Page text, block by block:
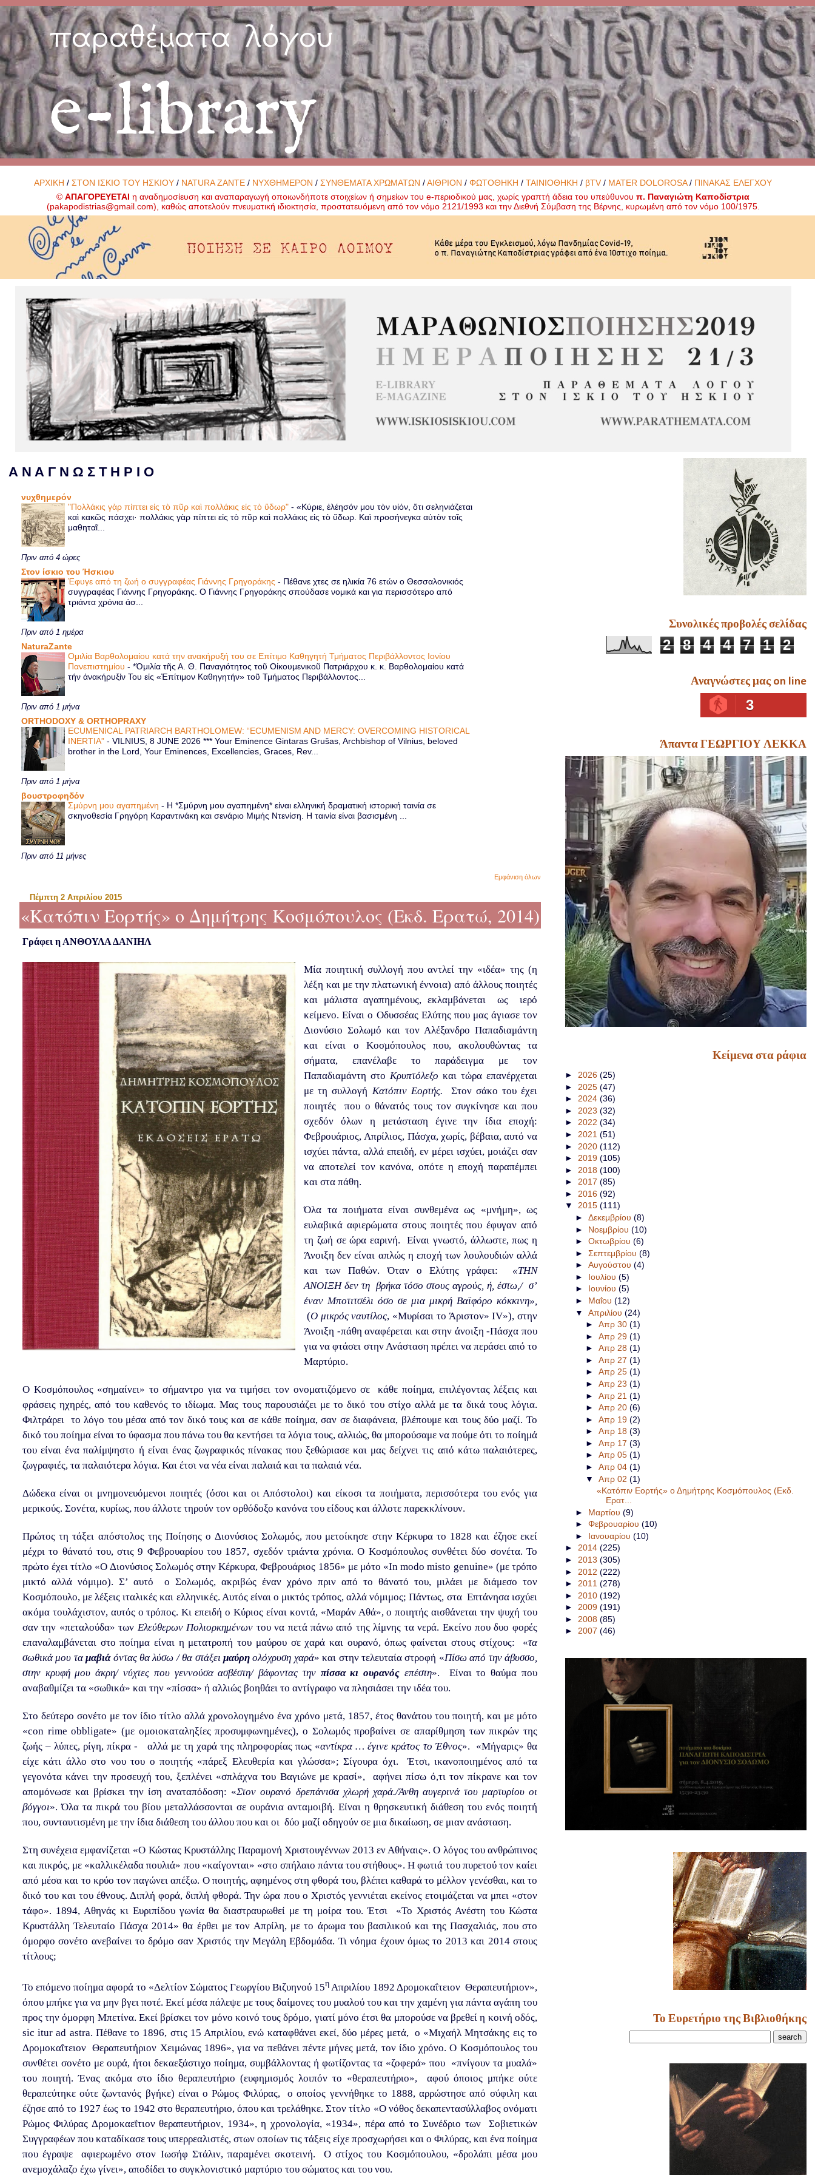
παραθέματα λόγου
e-library
ΑΡΧΙΚΗ /ΣΤΟΝ ΙΣΚΙΟ ΤΟΥ ΗΣΚΙΟΥ / NATURA ZANTE / ΝΥΧΘΗΜΕΡΟΝ /ΣΥΝΘΕΜΑΤΑ ΧΡΩΜΑΤΩΝ /ΑΙΘΡΙΟΝ /ΦΩΤΟΘΗΚΗ /ΤΑΙΝΙΟΘΗΚΗ / βTV / MATER DOLOROSA/ ΠΙΝΑΚΑΣ ΕΛΕΓΧΟΥ
©ΑΠΑΓΟΡΕΥΕΤΑΙ η αναδημοσίευση και αναπαραγωγή οποιωνδήποτε στοιχείων ή σημείων του e-περιοδικού μας, χωρίς γραπτή άδεια του υπεύθυνουπ. Παναγιώτη Καποδίστρια
(pakapodistrias@gmail.com), καθώς αποτελούν πνευματική ιδιοκτησία, προστατευόμενη από τον νόμο 2121/1993 και την Διεθνή Σύμβαση της Βέρνης, κυρωμένη από τον νόμο 100/1975.
Α Ν Α Γ Ν Ω Σ Τ Η Ρ Ι Ο
νυχθημερόν
"Πολλάκις γὰρ πίπτει εἰς τὸ πῦρ καὶ πολλάκις εἰς τὸ ὕδωρ"-«Κύριε, ἐλέησόν μου τὸν υἱόν, ὅτι σεληνιάζεται
καὶ κακῶς πάσχει· πολλάκις γὰρ πίπτει εἰς τὸ πῦρ καὶ πολλάκις εἰς τὸ ὕδωρ. Καὶ προσήνεγκα αὐτὸν τοῖς
μαθηταῖ...
Πριν από 4 ώρες
Στον ίσκιο του Ήσκιου
Έφυγε από τη ζωή ο συγγραφέας Γιάννης Γρηγοράκης- Πέθανε χτες σε ηλικία 76 ετών ο Θεσσαλονικιός
συγγραφέας Γιάννης Γρηγοράκης. Ο Γιάννης Γρηγοράκης σπούδασε νομικά και για περισσότερο από
τριάντα χρόνια άσ...
Πριν από 1 ημέρα
NaturaZante
Ομιλία Βαρθολομαίου κατά την ανακήρυξή του σε Επίτιμο Καθηγητή Τμήματος Περιβάλλοντος Ιονίου
Πανεπιστημίου-*Ὁμιλία τῆς Α. Θ. Παναγιότητος τοῦ Οἰκουμενικοῦ Πατριάρχου κ. κ. Βαρθολομαίου κατά
τήν ἀνακήρυξίν Του εἰς «Ἐπίτιμον Καθηγητήν» τοῦ Τμήματος Περιβάλλοντος...
Πριν από 1 μήνα
ORTHODOXY & ORTHOPRAXY
ECUMENICAL PATRIARCH BARTHOLOMEW: “ECUMENISM AND MERCY: OVERCOMING HISTORICAL
INERTIA”-VILNIUS, 8 JUNE 2026 *** Your Eminence Gintaras Grušas, Archbishop of Vilnius, beloved
brother in the Lord, Your Eminences, Excellencies, Graces, Rev...
Πριν από 1 μήνα
βουστροφηδόν
Σμύρνη μου αγαπημένη- Η *Σμύρνη μου αγαπημένη* είναι ελληνική δραματική ιστορική ταινία σε
σκηνοθεσία Γρηγόρη Καραντινάκη και σενάριο Μιμής Ντενίση. Η ταινία είναι βασισμένη ...
Πριν από 11 μήνες
Εμφάνιση όλων
Πέμπτη 2 Απριλίου 2015
«Κατόπιν Εορτής» ο Δημήτρης Κοσμόπουλος (Εκδ. Ερατώ, 2014)
Γράφει η ΑΝΘΟΥΛΑ ΔΑΝΙΗΛ
Μία ποιητική συλλογή που αντλεί την «ιδέα» της (η
λέξη και με την πλατωνική έννοια) από άλλους ποιητές
και μάλιστα αγαπημένους, εκλαμβάνεται ως ιερό
κείμενο. Είναι ο Οδυσσέας Ελύτης που μας άγιασε τον
Διονύσιο Σολωμό και τον Αλέξανδρο Παπαδιαμάντη
και είναι ο Κοσμόπουλος που, ακολουθώντας τα
σήματα, επανέλαβε το παράδειγμα με τον
Παπαδιαμάντη στο Κρυπτόλεξο και τώρα επανέρχεται
με τη συλλογή Κατόπιν Εορτής. Στον σάκο του έχει
ποιητές που ο θάνατός τους τον συγκίνησε και που
σχεδόν όλων η μετάσταση έγινε την ίδια εποχή:
Φεβρουάριος, Απρίλιος, Πάσχα, χωρίς, βέβαια, αυτό να
ισχύει πάντα, αλλά επειδή, εν μέρει ισχύει, μοιάζει σαν
να αποτελεί τον κανόνα, οπότε η εποχή παραπέμπει
και στα πάθη.
Όλα τα ποιήματα είναι συνθεμένα ως «μνήμη», ως
ευλαβικά αφιερώματα στους ποιητές που έφυγαν από
τη ζωή σε ώρα εαρινή. Είναι γνωστό, άλλωστε, πως η
Άνοιξη δεν είναι απλώς η εποχή των λουλουδιών αλλά
και των Παθών. Όταν ο Ελύτης γράφει: «ΤΗΝ
ΑΝΟΙΞΗ δεν τη βρήκα τόσο στους αγρούς, ή, έστω,/ σ’
έναν Μποτιτσέλι όσο σε μια μικρή Βαϊφόρο κόκκινη»,
(Ο μικρός ναυτίλος, «Μυρίσαι το Άριστον»IV»), στην
Άνοιξη -πάθη αναφέρεται και στην άνοιξη -Πάσχα που
για να φτάσει στην Ανάσταση πρέπει να περάσει από το
Μαρτύριο.
Ο Κοσμόπουλος «σημαίνει» το σήμαντρο για να τιμήσει τον ονοματιζόμενο σε κάθε ποίημα, επιλέγοντας λέξεις και
φράσεις ηχηρές, από του καθενός το ιδίωμα. Μας τους παρουσιάζει με το δικό του στίχο αλλά με τα δικά τους λόγια.
Φιλτράρει το λόγο του μέσα από τον δικό τους και σε κάθε ποίημα, σαν σε διαφάνεια, βλέπουμε και τους δύο μαζί. Το
δικό του ποίημα είναι το ύφασμα που πάνω του θα κεντήσει τα λόγια τους, αλλιώς, θα μπορούσαμε να πούμε ότι το ποίημά
του είναι ένα παλίμψηστο ή είναι ένας ζωγραφικός πίνακας που ξεθώριασε και μας δείχνει τις από κάτω παλαιότερες,
ζωγραφιές, τα παλαιότερα λόγια. Και έτσι να νέα είναι παλαιά και τα παλαιά νέα.
Δώδεκα είναι οι μνημονευόμενοι ποιητές (όσοι και οι Απόστολοι) και είκοσι τα ποιήματα, περισσότερα του ενός για
μερικούς. Σονέτα, κυρίως, που άλλοτε τηρούν τον ορθόδοξο κανόνα του είδους και άλλοτε παρεκκλίνουν.
Πρώτος τη τάξει απόστολος της Ποίησης ο Διονύσιος Σολωμός, που μετοίκησε στην Κέρκυρα το 1828 και έζησε εκεί
μέχρι το θάνατό του, στις 9 Φεβρουαρίου του 1857, σχεδόν τριάντα χρόνια. Ο Κοσμόπουλος συνθέτει δύο σονέτα. Το
πρώτο έχει τίτλο «Ο Διονύσιος Σολωμός στην Κέρκυρα, Φεβρουάριος 1856» με μότο «In modo misto genuine» (με τρόπο
μικτό αλλά νόμιμο). Σ’ αυτό ο Σολωμός, ακριβώς έναν χρόνο πριν από το θάνατό του, μιλάει με διάμεσο τον
Κοσμόπουλο, με λέξεις ιταλικές και ελληνικές. Αυτός είναι ο μικτός τρόπος, αλλά νόμιμος; Πάντως, στα Επτάνησα ισχύει
ακόμα τουλάχιστον, αυτός ο τρόπος. Κι επειδή ο Κύριος είναι κοντά, «Μαράν Αθά», ο ποιητής αισθάνεται την ψυχή του
σαν την «πεταλούδα» των Ελεύθερων Πολιορκημένων του να πετά πάνω από της λίμνης τα νερά. Εκείνο που δυο φορές
επαναλαμβάνεται στο ποίημα είναι η μετατροπή του μαύρου σε χαρά και ουρανό, όπως φαίνεται στους στίχους: «τα
σωθικά μου ταμαβιά όντας θα λύσω / θα στάξει μαύρηολόχρυση χαρά» και στην τελευταία στροφή «Πίσω από την άβυσσο,
στην κρυφή μου άκρη/ νύχτες που γεννούσα ασβέστη/ βάφοντας την πίσσα κι ουρανόςεπέστη». Είναι το θαύμα που
αναβαθμίζει τα «σωθικά» και την «πίσσα» ή αλλιώς βοηθάει το αντίγραφο να πλησιάσει την ιδέα του.
Στο δεύτερο σονέτο με τον ίδιο τίτλο αλλά χρονολογημένο ένα χρόνο μετά, 1857, έτος θανάτου του ποιητή, και με μότο
«con rime obbligate» (με ομοιοκαταληξίες προσυμφωνημένες), ο Σολωμός προβαίνει σε απαρίθμηση των πικρών της
ζωής – λύπες, ρίγη, πίκρα - αλλά με τη χαρά της πληροφορίας πως «αντίκρα … έγινε κράτος το Έθνος». «Μήγαρις» θα
είχε κάτι άλλο στο νου του ο ποιητής «πάρεξ Ελευθερία και γλώσσα»; Σίγουρα όχι. Έτσι, ικανοποιημένος από τα
γεγονότα κάνει την προσευχή του, ξεπλένει «σπλάχνα του Βαγιώνε με κρασί», αφήνει πίσω ό,τι τον πίκρανε και τον
απομόνωσε και βρίσκει την ίση αναταπόδοση: «Στον ουρανό δρεπάνισα χλωρή χαρά./Άνθη αυγερινά του μαρτυρίου οι
βόγγοι». Όλα τα πικρά του βίου μεταλλάσσονται σε ουράνια ανταμοιβή. Είναι η θρησκευτική διάθεση του ενός ποιητή
που, συνταυτισμένη με την ίδια διάθεση του άλλου που και οι δύο μαζί οδηγούν σε μια δικαίωση, σε μιαν ανάσταση.
Στη συνέχεια εμφανίζεται «Ο Κώστας Κρυστάλλης Παραμονή Χριστουγέννων 2013 εν Αθήναις». Ο λόγος του ανθρώπινος
και πικρός, με «καλλικέλαδα πουλιά» που «καίγονται» «στο σπήλαιο πάντα του στήθους». Η φωτιά του πυρετού τον καίει
από μέσα και το κρύο τον παγώνει απέξω. Ο ποιητής, αφημένος στη φθορά του, βλέπει καθαρά το μέλλον γενέσθαι, και το
δικό του και του έθνους. Διπλή φορά, διπλή φθορά. Την ώρα που ο Χριστός γεννιέται εκείνος ετοιμάζεται να μπει «στον
τάφο». 1894, Αθηνάς κι Ευριπίδου γωνία θα διαστραυρωθεί με τη μοίρα του. Έτσι «Το Χριστός Ανέστη του Κώστα
Κρυστάλλη Τελευταίο Πάσχα 2014» θα έρθει με τον Απρίλη, με το άρωμα του βασιλικού και της Πασχαλιάς, που στο
όμορφο σονέτο ανεβαίνει το δρόμο σαν Χριστός την Μεγάλη Εβδομάδα. Τι νόημα έχουν όμως το 2013 και 2014 στους
τίτλους;
Το επόμενο ποίημα αφορά το «Δελτίον Σώματος Γεωργίου Βιζυηνού 15η Απριλίου 1892 Δρομοκαΐτειον Θεραπευτήριον»,
όπου μπήκε για να μην βγει ποτέ. Εκεί μέσα πάλεψε με τους δαίμονες του μυαλού του και την χαμένη για πάντα αγάπη του
προς την όμορφη Μπετίνα. Εκεί βρίσκει τον μόνο κοινό τους δρόμο, γιατί μόνο έτσι θα μπορούσε να βρεθεί η κοινή οδός,
sic itur ad astra. Πέθανε το 1896, στις 15 Απριλίου, ενώ καταφθάνει εκεί, δύο μέρες μετά, ο «Μιχαήλ Μητσάκης εις το
Δρομοκαΐτειον Θεραπευτήριον Χειμώνας 1896», για να πεθάνει πέντε μήνες μετά, τον ίδιο χρόνο. Ο Κοσμόπουλος του
συνθέτει σονέτο με ουρά, ήτοι δεκαεξάστιχο ποίημα, συμβάλλοντας ή φωτίζοντας τα «ζοφερά» που «πνίγουν τα μυαλά»
του ποιητή. Ένας ακόμα στο ίδιο θεραπευτήριο (ευφημισμός λοιπόν το «θεραπευτήριο», αφού όποιος μπήκε ούτε
θεραπεύτηκε ούτε ζωντανός βγήκε) είναι ο Ρώμος Φιλύρας, ο οποίος γεννήθηκε το 1888, αρρώστησε από σύφιλη και
έζησε από το 1927 έως το 1942 στο θεραπευτήριο, όπου και τρελάθηκε. Στον τίτλο «Ο νόθος δεκαπεντασύλλαβος ονόματι
Ρώμος Φιλύρας Δρομοκαεΐτιον θεραπευτήριον, 1934», η χρονολογία, «1934», πέρα από το Συνέδριο των Σοβιετικών
Συγγραφέων που καταδίκασε τους υπερρεαλιστές, στων οποίων τις τάξεις είχε προσχωρήσει και ο Φιλύρας, και ένα ποίημα
που έγραψε αφιερωμένο στον Ιωσήφ Στάλιν, παραμένει σκοτεινή. Ο στίχος του Κοσμόπουλου, «δρολάπι μέσα μου
ανεμοχάλαζο έχω γίνει», αποδίδει το συγκλονιστικό μαρτύριο του σώματος και του νου.
Συνολικές προβολές σελίδας
2 8 4 4 7 1 2
Αναγνώστες μας on line
3
Άπαντα ΓΕΩΡΓΙΟΥ ΛΕΚΚΑ
Κείμενα στα ράφια
► 2026 (25)
► 2025 (47)
► 2024 (36)
► 2023 (32)
► 2022 (34)
► 2021 (51)
► 2020 (112)
► 2019 (105)
► 2018 (100)
► 2017 (85)
► 2016 (92)
▼ 2015 (111)
► Δεκεμβρίου (8)
► Νοεμβρίου (10)
► Οκτωβρίου (6)
► Σεπτεμβρίου (8)
► Αυγούστου (4)
► Ιουλίου (5)
► Ιουνίου (5)
► Μαΐου (12)
▼ Απριλίου (24)
►Απρ 30(1)
►Απρ 29(1)
►Απρ 28(1)
►Απρ 27(1)
►Απρ 25(1)
►Απρ 23(1)
►Απρ 21(1)
►Απρ 20(6)
►Απρ 19(2)
►Απρ 18(3)
►Απρ 17(3)
►Απρ 05(1)
►Απρ 04(1)
▼Απρ 02(1)
«Κατόπιν Εορτής» ο Δημήτρης Κοσμόπουλος (Εκδ.
Ερατ...
► Μαρτίου (9)
► Φεβρουαρίου (10)
► Ιανουαρίου (10)
► 2014 (225)
► 2013 (305)
► 2012 (222)
► 2011 (278)
► 2010 (192)
► 2009 (191)
► 2008 (85)
► 2007 (46)
Το Ευρετήριο της Βιβλιοθήκης